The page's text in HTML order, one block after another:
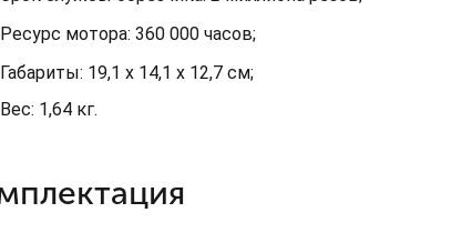
Ресурс мотора: 360 000 часов;
Габариты: 19,1 х 14,1 х 12,7 см;
Вес: 1,64 кг.